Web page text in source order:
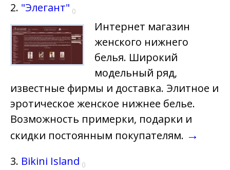
2. "Элегант" 0
Интернет магазин
женского нижнего
белья. Широкий
модельный ряд,
известные фирмы и доставка. Элитное и
эротическое женское нижнее белье.
Возможность примерки, подарки и
скидки постоянным покупателям. →
3. Bikini Island 0